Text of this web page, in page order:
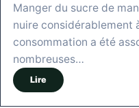
Manger du sucre de
nuire considérablement
consommation a été
nombreuses…
Lire